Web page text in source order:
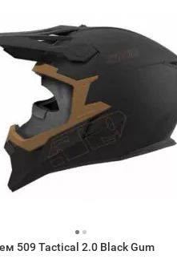
509 Tactical 2.0 Black Gum